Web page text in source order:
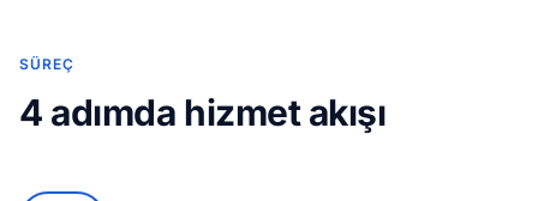
SÜREÇ
4 adımda hizmet akışı